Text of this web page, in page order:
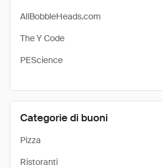
AllBobbleHeads.com
The Y Code
PEScience
Categorie di buoni
Pizza
Ristoranti